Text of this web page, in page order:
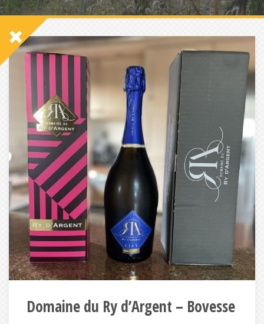
Domaine du Ry d’Argent – Bovesse